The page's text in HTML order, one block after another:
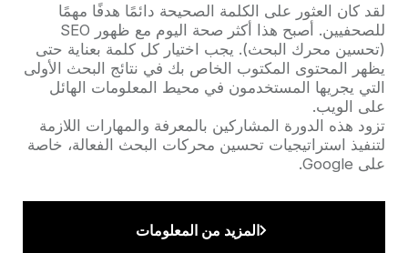
Accroche
لقد كان العثور على الكلمة الصحيحة دائمًا هدفًا مهمًا
للصحفيين. أصبح هذا أكثر صحة اليوم مع ظهور SEO
(تحسين محرك البحث). يجب اختيار كل كلمة بعناية حتى
يظهر المحتوى المكتوب الخاص بك في نتائج البحث الأولى
التي يجريها المستخدمون في محيط المعلومات الهائل
على الويب.
تزود هذه الدورة المشاركين بالمعرفة والمهارات اللازمة
لتنفيذ استراتيجيات تحسين محركات البحث الفعالة، خاصة
على Google.
المزيد من المعلومات